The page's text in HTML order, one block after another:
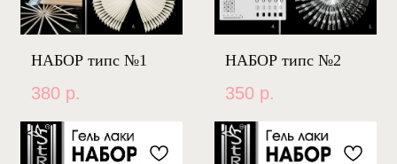
НАБОР типс №1
380 р.
НАБОР типс №2
350 р.